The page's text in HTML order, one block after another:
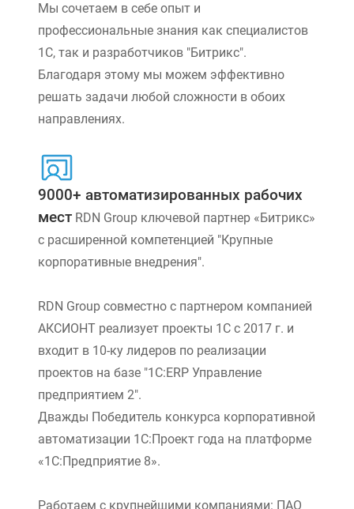
Мы сочетаем в себе опыт и
профессиональные знания как специалистов
1С, так и разработчиков "Битрикс".
Благодаря этому мы можем эффективно
решать задачи любой сложности в обоих
направлениях.
9000+ автоматизированных рабочих
мест RDN Group ключевой партнер «Битрикс»
с расширенной компетенцией "Крупные
корпоративные внедрения".
RDN Group совместно с партнером компанией
АКСИОНТ реализует проекты 1С с 2017 г. и
входит в 10-ку лидеров по реализации
проектов на базе "1С:ERP Управление
предприятием 2".
Дважды Победитель конкурса корпоративной
автоматизации 1С:Проект года на платформе
«1С:Предприятие 8».
Работаем с крупнейшими компаниями: ПАО